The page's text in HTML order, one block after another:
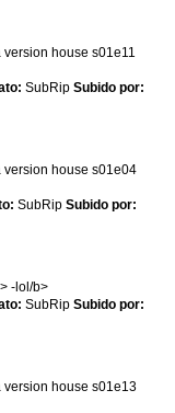
house s01e11
SubRip Subido por:
version house s01e04
SubRip Subido por:
-lol/b>
SubRip Subido por:
version house s01e13